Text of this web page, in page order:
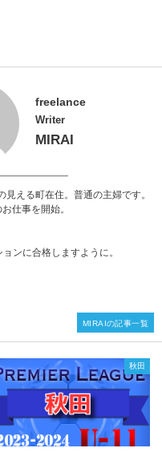
freelance
Writer
MIRAI
える町在住。普通の主婦です。
仕事を開始。
ンに合格しますように。
秋田
MIRAIの記事一覧